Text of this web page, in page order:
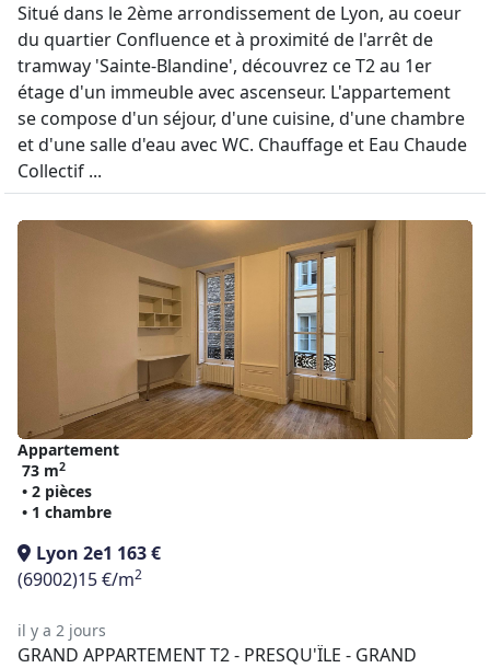
Situé dans le 2ème arrondissement de Lyon, au coeur
du quartier Confluence et à proximité de l'arrêt de
tramway 'Sainte-Blandine', découvrez ce T2 au 1er
étage d'un immeuble avec ascenseur. L'appartement
se compose d'un séjour, d'une cuisine, d'une chambre
et d'une salle d'eau avec WC. Chauffage et Eau Chaude
Collectif ...
Appartement
73 m2
• 2 pièces
• 1 chambre
Lyon 2e1 163 €
(69002)15 €/m2
il y a 2 jours
GRAND APPARTEMENT T2 - PRESQU'ÏLE - GRAND